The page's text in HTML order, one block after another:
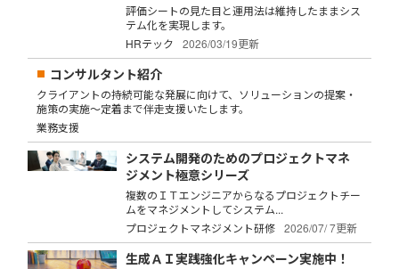
評価シートの見た目と運用法は維持したままシス
テム化を実現します。
HRテック
2026/03/19更新
コンサルタント紹介
クライアントの持続可能な発展に向けて、ソリューションの提案・
施策の実施～定着まで伴走支援いたします。
業務支援
システム開発のためのプロジェクトマネ
ジメント極意シリーズ
複数のＩＴエンジニアからなるプロジェクトチー
ムをマネジメントしてシステム...
プロジェクトマネジメント研修
2026/07/ 7更新
生成ＡＩ実践強化キャンペーン実施中！